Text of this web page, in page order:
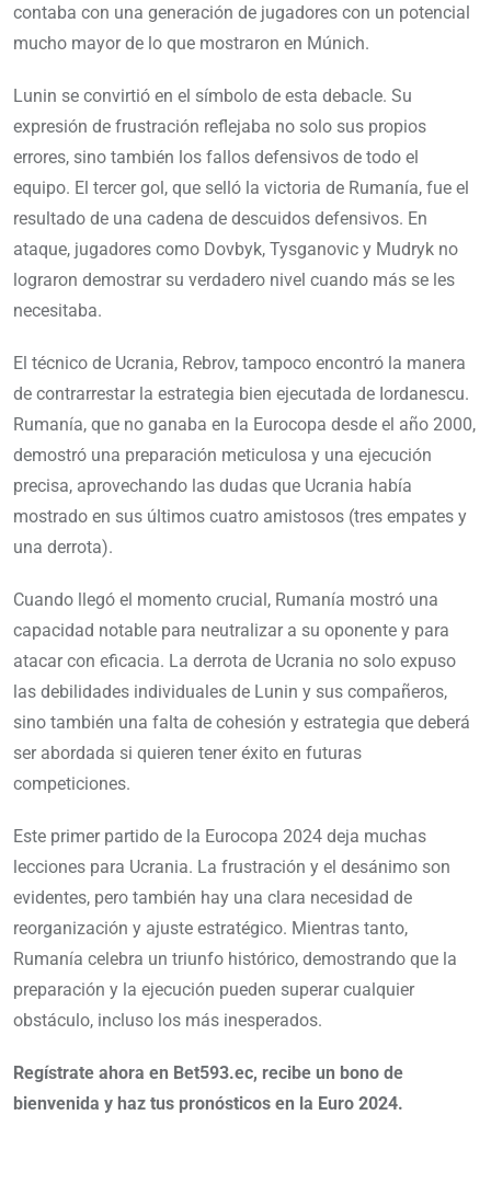
contaba con una generación de jugadores con un potencial
mucho mayor de lo que mostraron en Múnich.
Lunin se convirtió en el símbolo de esta debacle. Su
expresión de frustración reflejaba no solo sus propios
errores, sino también los fallos defensivos de todo el
equipo. El tercer gol, que selló la victoria de Rumanía, fue el
resultado de una cadena de descuidos defensivos. En
ataque, jugadores como Dovbyk, Tysganovic y Mudryk no
lograron demostrar su verdadero nivel cuando más se les
necesitaba.
El técnico de Ucrania, Rebrov, tampoco encontró la manera
de contrarrestar la estrategia bien ejecutada de Iordanescu.
Rumanía, que no ganaba en la Eurocopa desde el año 2000,
demostró una preparación meticulosa y una ejecución
precisa, aprovechando las dudas que Ucrania había
mostrado en sus últimos cuatro amistosos (tres empates y
una derrota).
Cuando llegó el momento crucial, Rumanía mostró una
capacidad notable para neutralizar a su oponente y para
atacar con eficacia. La derrota de Ucrania no solo expuso
las debilidades individuales de Lunin y sus compañeros,
sino también una falta de cohesión y estrategia que deberá
ser abordada si quieren tener éxito en futuras
competiciones.
Este primer partido de la Eurocopa 2024 deja muchas
lecciones para Ucrania. La frustración y el desánimo son
evidentes, pero también hay una clara necesidad de
reorganización y ajuste estratégico. Mientras tanto,
Rumanía celebra un triunfo histórico, demostrando que la
preparación y la ejecución pueden superar cualquier
obstáculo, incluso los más inesperados.
Regístrate ahora en Bet593.ec, recibe un bono de
bienvenida y haz tus pronósticos en la Euro 2024.